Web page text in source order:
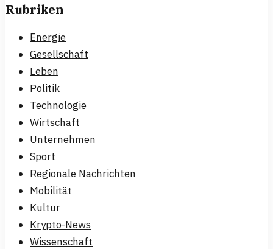
Rubriken
Energie
Gesellschaft
Leben
Politik
Technologie
Wirtschaft
Unternehmen
Sport
Regionale Nachrichten
Mobilität
Kultur
Krypto-News
Wissenschaft